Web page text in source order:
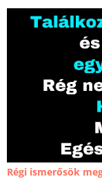
Régi ismerősök